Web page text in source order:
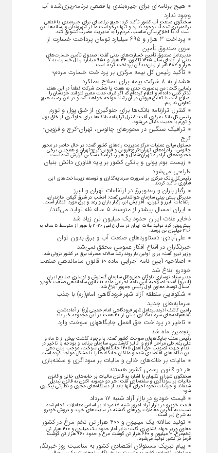
هیچ برنامه‌ای برای جیره‌بندی یا قطعی برنامه‌ریزی‌شده آب
وجود ندارد
سخنگوی صنعت آب کشور تأکید کرد: هیچ برنامه‌ای برای جیره‌بندی یا قطعی
برنامه‌ریزی‌شده آب وجود ندارد و تنها درخواست ما از شهروندان و رسانه‌ها این
است که با اطلاع‌رسانی مناسب، مردم را به مدیریت مصرف تشویق کنند.
پرداخت ۳ هزار و ۶۹۵ میلیارد تومان پرداخت خسارت از
سوی صندوق تأمین
مدیرعامل صندوق تأمین خسارت‌های بدنی گفت: صندوق تأمین خسارت‌های
بدنی از ابتدای سال ۱۴۰۵ تاکنون، ۳۶ هزار و ۹۵۰ میلیارد ریال خسارت به ۷
هزار و ۴۸۷ نفر از زیان‌دیدگان پرداخت کرده است.
تأکید رئیس کل بیمه مرکزی بر پرداخت خسارت مردم؛
هشدار به ۸ شرکت‌ بیمه برای اصلاح عملکرد
رضایی گفت: من به‌صورت جدی به هفت یا هشت شرکت قطعاً در این هفته
تذکر کتبی داده‌ام و اعلام کرده‌ام که اگر ظرف مدت معین نتوانند خودشان را
اصلاح کنند، با تعلیق فروش در آن رشته مواجه خواهند شد و در این زمینه هیچ
تعارفی نداریم.
کنترل ترازنامه بانک‌ها برای جلوگیری از خلق پول و تورم
رئیس کل بانک مرکزی گفت: کنترل ترازنامه بانک‌ها برای جلوگیری از خلق پول
و تورم با جدیت دنبال می‌شود.
ترافیک سنگین در محورهای چالوس، تهران-کرج و قزوین-
کرج
مسئول سالن عملیات مرکز مدیریت راه‌های کشور گفت: در حال حاضر در محور
چالوس، آزادراه‌های تهران-کرج-قزوین و قزوین-کرج-تهران و همچنین برخی
محدوده‌های آزادراه تهران-شمال و هراز، ترافیک سنگین گزارش شده است.
زیست بوم پولی و بانکی کشور بر پایه فناوری دانش بنیان
طراحی می‌شود
رئیس‌کل بانک مرکزی بر ضرورت سرمایه‌گذاری و توسعه زیرساخت‌های این
فناوری تأکید کردند.
رگبار باران و رعدوبرق در ارتفاعات تهران و البرز
مدیرکل پیش بینی سازمان هواشناسی گفت: امشب در شرق گیلان، مازندران،
ارتفاعات البرز و تهران، افزایش ابر، رگبار باران و رعد و برق مورد انتظار است.
ایران امسال بیشتر از متوسط ۵ ساله غله تولید می‌کند/
ذخایر غلات ایران حدود یک میلیون تن زیاد شد
پیش‌بینی کرد تولید غلات ایران در سال زراعی ۲۰۲۶ با عبور از متوسط ۵ ساله به
۲۱.۶ میلیون تن برسد.
علی‌آبادی: دستاورد‌های صنعت آب و برق بدون توان
خبرنگاران در اقناع افکار عمومی محقق نمی‌شد
وزیر نیرو گفت: برای اولین بار روند رشد سالانه مصرف برق در کشور نزولی شد.
اصلاحیه آیین نامه اجرایی ماده ۱۰ قانون ساماندهی صنعت
خودرو ابلاغ شد
مدیر ستاد نوسازی ناوگان حمل‌ونقل سازمان گسترش و نوسازی صنایع ایران
(ایدرو) گفت: اصلاحیه آیین نامه اجرایی ماده ۱۰ قانون ساماندهی صنعت خودرو
امسال توسط معاون اول رئیس جمهور ابلاغ شد.
شکوفایی منطقه آزاد شهر فرودگاهی امام(ره) با جذب
سرمایه‌های جدید
رامین کاشف اذرمدیرعامل شهر فرودگاهی امام خمینی (ره) از آماده‌شدن
تفاهم‌نامه‌های سرمایه‌گذاری بیش از ۲۰ همت در این مجموعه خبر داد.
تاخیر در پرداخت حق العمل جایگاههای سوخت وارد
پنجمین ماه شد
رئیس صنف جایگاههای سوخت کشور گفت: با وجود گذشت بیش از ۵ ماه و
علی رغم طی مراحل لازم و آنالیز کارشناسی، سازمان برنامه و بودجه با تاخیر در
اقدام جهت تصویب حق العمل ۱۴۰۵ جایگاههای سوخت، موجب زیان دهی
این بنگاه های اقتصادی شده و مالکان جایگاه ها را با مشکل مواجه کرده است.
مالیات بر خانه‌های خالی و مالیات بر سوداگری و سفته‌بازی
هر دو قانون رسمی کشور هستند
سخنگوی شورای نگهبان با اشاره به قانون مالیات بر خانه‌های خالی و قانون
مالیات بر سوداگری و سفته‌بازی گفت: هر دو مصوبه اکنون به قانون تبدیل
شده‌اند و جزئیات نحوه اجرای آنها باید از دستگاه‌های مجری و نظارتی پیگیری
شود.
قیمت خودرو در بازار آزاد شنبه ۱۷ مرداد
قیمت خودرو در بازار آزاد امروز شنبه ۱۷ مرداد بر اساس معاملات انجام شده
نسبت به آخرین معاملات روز‌های گذشته در سایت‌های خرید و فروش خودرو
به شرح زیر است.
تولید سالانه یک میلیون و ۴۰۰ هزار تن تخم مرغ در کشور
معاون وزیر جهاد کشاورزی گفت: بنابر آمار حدود یک میلیون و ۴۰۰ هزار تن
تخم‌مرغ، ۳ میلیون و ۲۶۰ هزار تن گوشت مرغ و حدود ۹۶۰ هزار تن گوشت
قرمز در کشور تولید می‌شود.
پیام تبریک مسئولان اقتصادی کشور به مناسبت روز خبرنگار